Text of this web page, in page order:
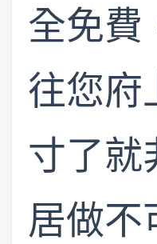
全免費
往您府
寸了就
居做不